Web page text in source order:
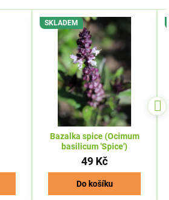
SKLADEM
Bazalka spice (Ocimum
basilicum 'Spice')
49 Kč
Do košíku